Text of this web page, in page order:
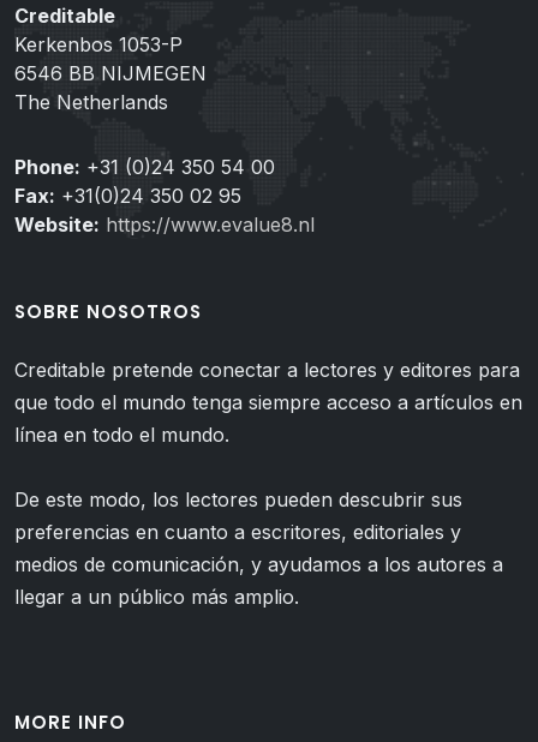
Creditable
Kerkenbos 1053-P
6546 BB NIJMEGEN
The Netherlands
Phone: +31 (0)24 350 54 00
Fax: +31(0)24 350 02 95
Website: https://www.evalue8.nl
SOBRE NOSOTROS
Creditable pretende conectar a lectores y editores para
que todo el mundo tenga siempre acceso a artículos en
línea en todo el mundo.
De este modo, los lectores pueden descubrir sus
preferencias en cuanto a escritores, editoriales y
medios de comunicación, y ayudamos a los autores a
llegar a un público más amplio.
MORE INFO